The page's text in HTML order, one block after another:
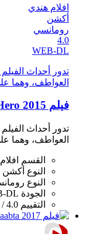
افلام هندي
أكشن
رومانسي
4.0
WEB-DL
تدور أحداث
العواطف، وهما
فيلم Hero 2015 مترجم HD
تدور أحداث
العواطف، وهما
القسم
النوع أكشن
النوع
الجودة DL
التقييم 4.0 / 10